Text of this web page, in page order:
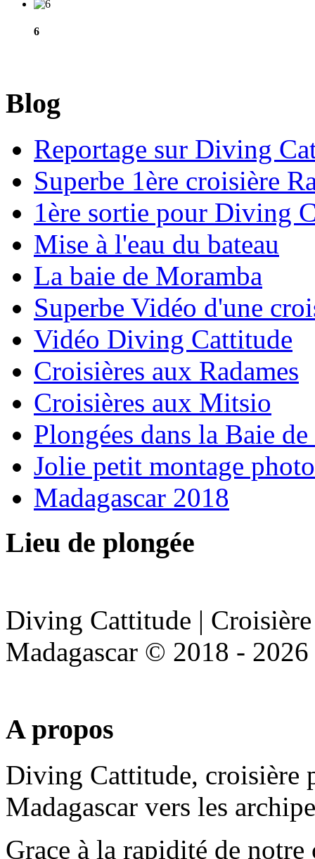
6
Blog
Reportage sur Diving
Superbe 1ère croisière
1ère sortie pour Diving
Mise à l'eau du bateau
La baie de Moramba
Superbe Vidéo d'une
Vidéo Diving Cattitude
Croisières aux Radames
Croisières aux Mitsio
Plongées dans la Baie
Jolie petit montage photo
Madagascar 2018
Lieu de plongée
Diving Cattitude |
Madagascar © 2018 - 2026
A propos
Diving Cattitude, croisière
Madagascar vers les
Grace à la rapidité de